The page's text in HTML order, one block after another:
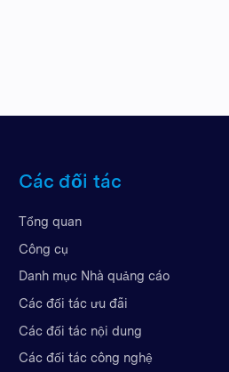
Các đối tác
Tổng quan
Công cụ
Danh mục Nhà quảng cáo
Các đối tác ưu đãi
Các đối tác nội dung
Các đối tác công nghệ